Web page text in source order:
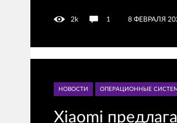
2k 1 8 ФЕВРАЛЯ
НОВОСТИ ОПЕРАЦИОННЫЕ
Xiaomi